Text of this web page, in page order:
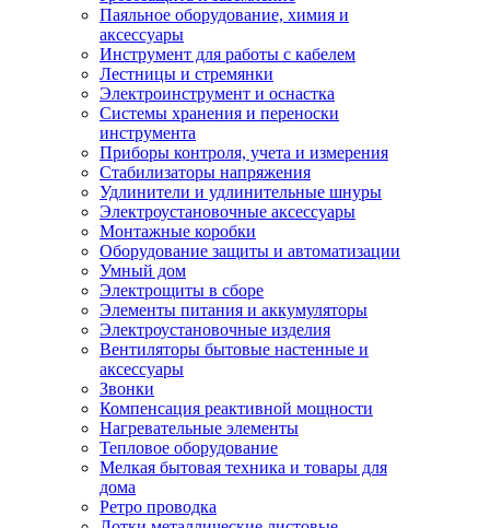
Паяльное оборудование, химия и
аксессуары
Инструмент для работы с кабелем
Лестницы и стремянки
Электроинструмент и оснастка
Системы хранения и переноски
инструмента
Приборы контроля, учета и измерения
Стабилизаторы напряжения
Удлинители и удлинительные шнуры
Электроустановочные аксессуары
Монтажные коробки
Оборудование защиты и автоматизации
Умный дом
Электрощиты в сборе
Элементы питания и аккумуляторы
Электроустановочные изделия
Вентиляторы бытовые настенные и
аксессуары
Звонки
Компенсация реактивной мощности
Нагревательные элементы
Тепловое оборудование
Мелкая бытовая техника и товары для
дома
Ретро проводка